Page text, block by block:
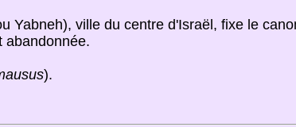
Yabneh), ville du centre d'Israël, fixe le
).